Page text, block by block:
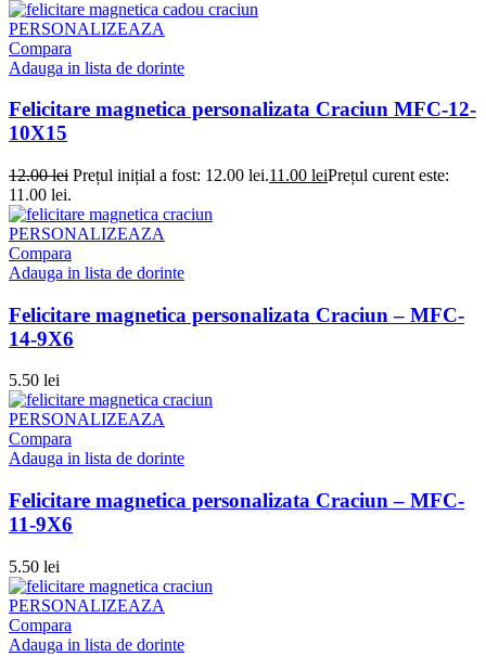
PERSONALIZEAZA
Compara
Adauga in lista de dorinte
Felicitare magnetica personalizata Craciun MFC-12-
10X15
12.00lei Prețul inițial a fost: 12.00 lei.11.00 leiPrețul curent este:
11.00 lei.
PERSONALIZEAZA
Compara
Adauga in lista de dorinte
Felicitare magnetica personalizata Craciun – MFC-
14-9X6
5.50 lei
PERSONALIZEAZA
Compara
Adauga in lista de dorinte
Felicitare magnetica personalizata Craciun – MFC-
11-9X6
5.50 lei
PERSONALIZEAZA
Compara
Adauga in lista de dorinte